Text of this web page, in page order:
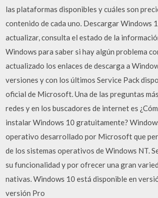
las plataformas disponibles y cuáles son
contenido de cada uno. Descargar Windows
actualizar, consulta el estado de la
Windows para saber si hay algún problema
actualizado los enlaces de descarga a
versiones y con los últimos Service Pack
oficial de Microsoft. Una de las preguntas
redes y en los buscadores de internet es
instalar Windows 10 gratuitamente?
operativo desarrollado por Microsoft que
de los sistemas operativos de Windows NT.
su funcionalidad y por ofrecer una gran
nativas. Windows 10 está disponible en
versión Pro